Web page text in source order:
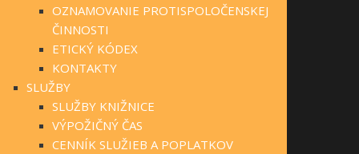
OZNAMOVANIE PROTISPOLOČENSKEJ
ČINNOSTI
ETICKÝ KÓDEX
KONTAKTY
SLUŽBY
SLUŽBY KNIŽNICE
VÝPOŽIČNÝ ČAS
CENNÍK SLUŽIEB A POPLATKOV